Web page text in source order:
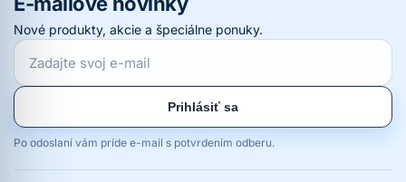
Nové produkty, akcie a špeciálne ponuky.
Prihlásiť sa
Po odoslaní vám príde e-mail s potvrdením odberu.